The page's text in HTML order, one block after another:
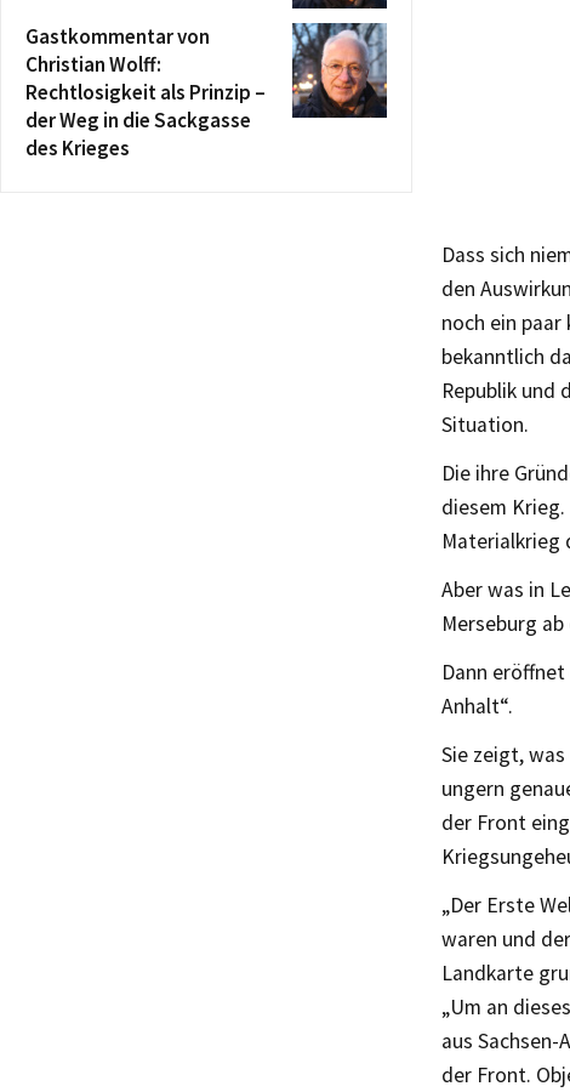
Dass sich
den
noch ein
bekanntlich
Republik und
Situation.
Die ihre
diesem
Materialkrieg
Aber was in
Merseburg
Dann
Anhalt“.
Sie zeigt,
ungern
der Front
„Der Erste
waren und
Landkarte
„Um an
aus
der Front.
Gastkommentar von
Christian Wolff:
Rechtlosigkeit als Prinzip –
der Weg in die Sackgasse
des Krieges